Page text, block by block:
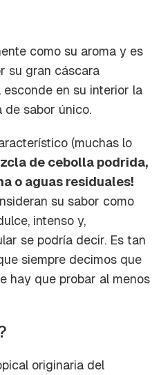
como su aroma y es
su gran cáscara
en su interior la
de sabor único.
(muchas lo
de cebolla podrida,
o aguas residuales!
su sabor como
intenso y,
se podría decir. Es tan
siempre decimos que
hay que probar al menos
originaria del